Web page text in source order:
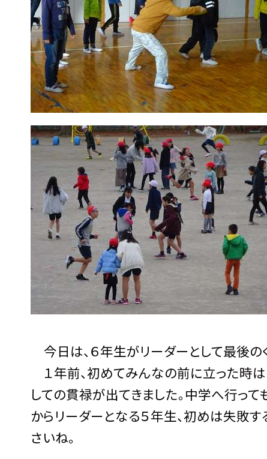
今日は、６年生がリーダーとして最後の
１年前、初めてみんなの前に立った時
しての貫禄が出てきました。中学へ行って
からリーダーとなる５年生、初めは失敗
さいね。